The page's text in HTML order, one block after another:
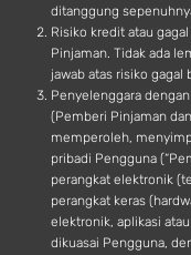
ditanggung
Risiko kredit atau
Pinjaman. Tidak ada
jawab atas risiko gagal
Penyelenggara
(Pemberi Pinjaman
memperoleh,
pribadi Pengguna
perangkat elektronik
perangkat keras
elektronik, aplikasi
dikuasai Pengguna,